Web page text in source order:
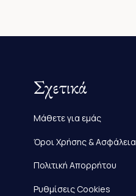
Σχετικά
Μάθετε για εμάς
Όροι Χρήσης & Ασφάλεια
Πολιτική Απορρήτου
Ρυθμίσεις Cookies